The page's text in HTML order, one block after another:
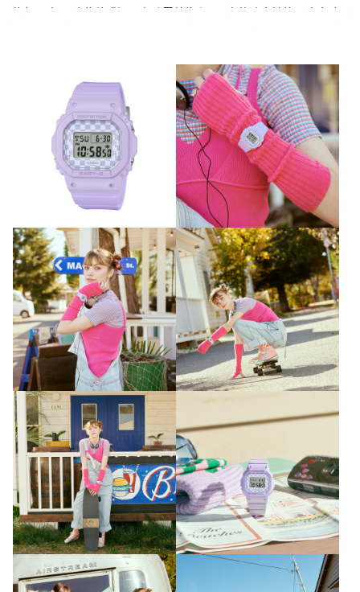
旗帜图案。 这些款式还具备防震结构和100米的防水性能，这意味